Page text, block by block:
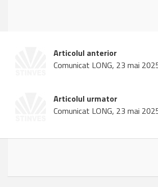
Articolul anterior
Comunicat LONG, 23 mai
Articolul urmator
Comunicat LONG, 23 mai